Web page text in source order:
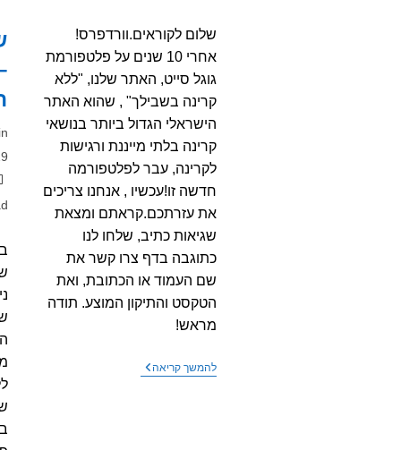
שלום לקוראים.וורדפרס!
אחרי 10 שנים על פלטפורמת
גוגל סייט, האתר שלנו, "ללא
קרינה בשבילך" , שהוא האתר
הישראלי הגדול ביותר בנושאי
קרינה בלתי מייננת ורגישות
לקרינה, עבר לפלטפורמה
חדשה זו!עכשיו , אנחנו צריכים
את עזרתכם.קראתם ומצאת
שגיאות כתיב, שלחו לנו
כתוגבה בדף צרו קשר את
שם העמוד או הכתובת, ואת
הטקסט והתיקון המוצע. תודה
מראש!
להמשך קריאהשלום